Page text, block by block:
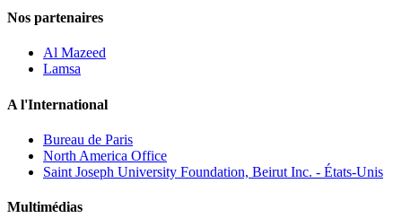
Nos partenaires
Al Mazeed
Lamsa
A l'International
Bureau de Paris
North America Office
Saint Joseph University Foundation, Beirut Inc. - États-Unis
Multimédias